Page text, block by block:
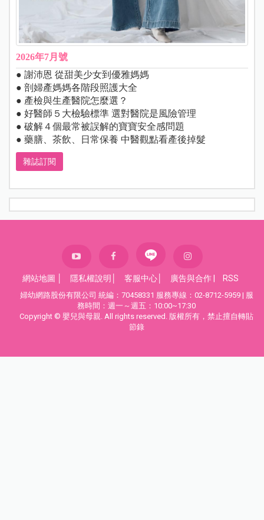
2026年7月號
● 謝沛恩 從甜美少女到優雅媽媽
● 剖婦產媽媽各階段照護大全
● 產檢與生產醫院怎麼選？
● 好醫師５大檢驗標準 選對醫院是風險管理
● 破解４個最常被誤解的寶寶安全感問題
● 藥膳、茶飲、日常保養 中醫觀點看產後掉髮
雜誌訂閱
網站地圖 隱私權說明 客服中心 廣告與合作 RSS
婦幼網路股份有限公司 統編：70458331 服務專線：02-8712-5959 | 服
務時間：週一～週五：10:00~17:30
Copyright © 嬰兒與母親. All rights reserved. 版權所有，禁止擅自轉貼
節錄